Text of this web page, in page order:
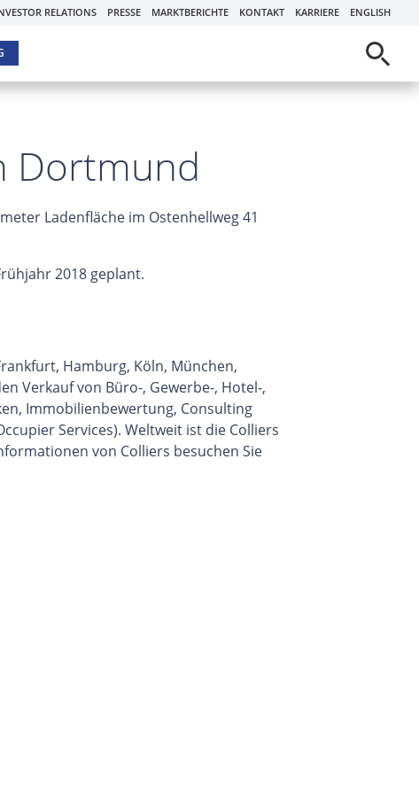
RELATIONS PRESSE MARKTBERICHTE KONTAKT KARRIERE ENGLISH
Dortmund
Ladenfläche im Ostenhellweg 41
2018 geplant.
Hamburg, Köln, München,
Verkauf von Büro-, Gewerbe-, Hotel-,
Immobilienbewertung, Consulting
Services). Weltweit ist die Colliers
von Colliers besuchen Sie